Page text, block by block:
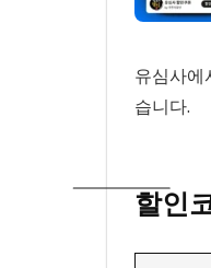
유심사에
습니다.
할인